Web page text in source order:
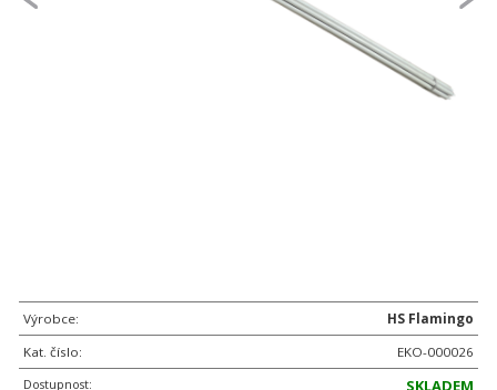
Výrobce:
HS Flamingo
Kat. číslo:
EKO-000026
Dostupnost:
SKLADEM